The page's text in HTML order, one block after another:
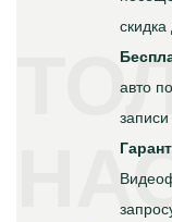
авто
записи